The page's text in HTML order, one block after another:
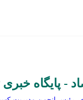
- پایگاه خبری